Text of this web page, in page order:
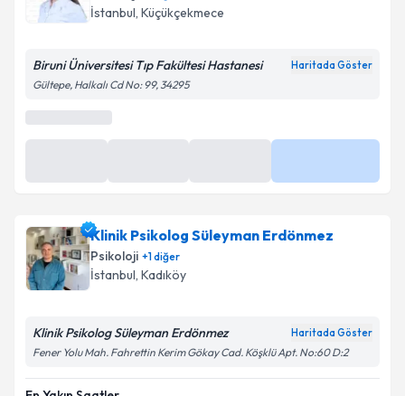
İstanbul, Küçükçekmece
Biruni Üniversitesi Tıp Fakültesi Hastanesi Haritada Göster
Gültepe, Halkalı Cd No: 99, 34295
En Yakın Saatler
Klinik Psikolog Süleyman Erdönmez
Psikoloji diğer
İstanbul, Kadıköy
Klinik Psikolog Süleyman Erdönmez
Fener Yolu Mah. Fahrettin Kerim Gökay Cad. Köşklü Apt. No:60 D:2